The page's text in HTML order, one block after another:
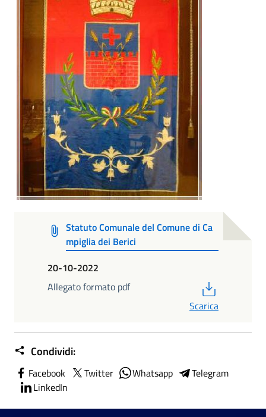
Statuto Comunale del Comune di Ca
mpiglia dei Berici
20-10-2022
Allegato formato pdf
Scarica
Condividi:
Facebook Twitter Whatsapp
Telegram
LinkedIn